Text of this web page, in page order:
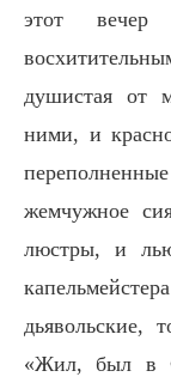
этот вечер
душистая от
ними, и
жемчужное
люстры, и
дьявольские,
«Жил, был в